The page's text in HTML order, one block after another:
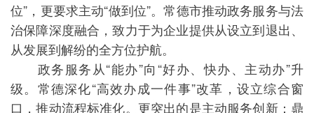
位”，更要求主动“做到位”。常德市推动政务服务与法
治保障深度融合，致力于为企业提供从设立到退出、
从发展到解纷的全方位护航。
政务服务从“能办”向“好办、快办、主动办”升
级。常德深化“高效办成一件事”改革，设立综合窗
口，推动流程标准化。更突出的是主动服务创新：鼎